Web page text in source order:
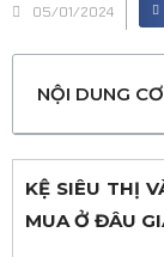
05/01/2024
NỘI DUNG
KỆ SIÊU THỊ
MUA Ở ĐÂU